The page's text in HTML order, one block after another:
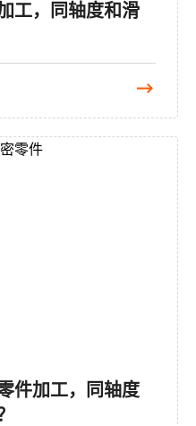
工，同轴度和滑
件加工，同轴度